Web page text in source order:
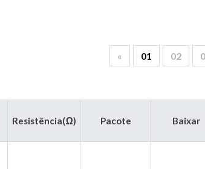
« 01 02
Resistência(Ω) Pacote Baixar